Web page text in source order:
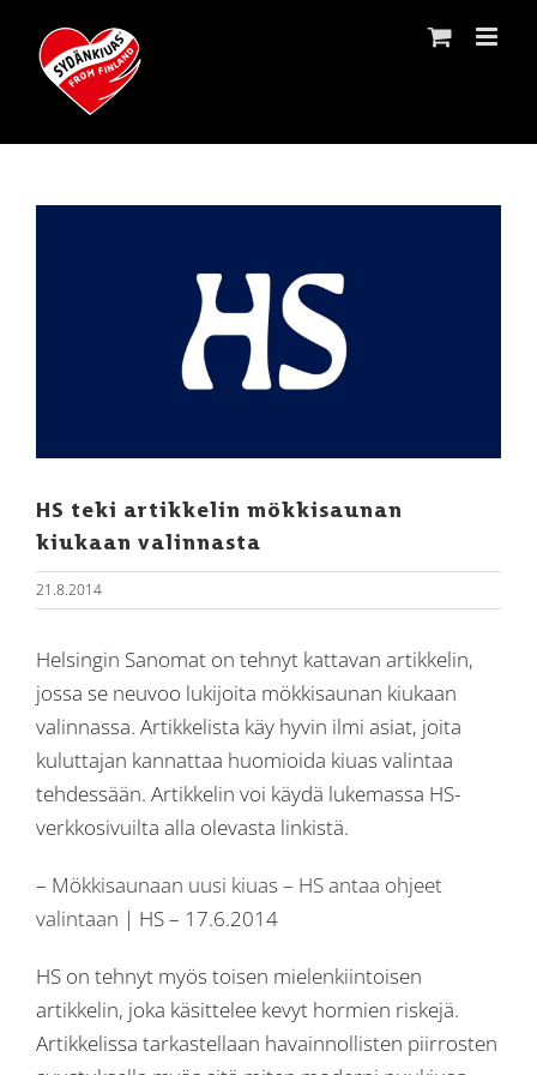
content
HS teki artikkelin mökkisaunan
kiukaan valinnasta
21.8.2014
Helsingin Sanomat on tehnyt kattavan artikkelin,
jossa se neuvoo lukijoita mökkisaunan kiukaan
valinnassa. Artikkelista käy hyvin ilmi asiat, joita
kuluttajan kannattaa huomioida kiuas valintaa
tehdessään. Artikkelin voi käydä lukemassa HS-
verkkosivuilta alla olevasta linkistä.
– Mökkisaunaan uusi kiuas – HS antaa ohjeet
valintaan | HS – 17.6.2014
HS on tehnyt myös toisen mielenkiintoisen
artikkelin, joka käsittelee kevyt hormien riskejä.
Artikkelissa tarkastellaan havainnollisten piirrosten